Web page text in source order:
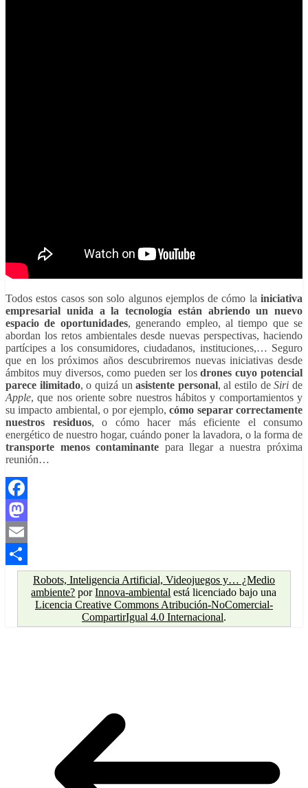
Todos estos casos son solo algunos ejemplos de cómo la iniciativa
empresarial unida a la tecnología están abriendo un nuevo
espacio de oportunidades, generando empleo, al tiempo que se
abordan los retos ambientales desde nuevas perspectivas, haciendo
partícipes a los consumidores, ciudadanos, instituciones,… Seguro
que en los próximos años descubriremos nuevas iniciativas desde
ámbitos muy diversos, como pueden ser losdrones cuyo potencial
parece ilimitado, o quizá unasistente personal, al estilo deSiri de
Apple, que nos oriente sobre nuestros hábitos y comportamientos y
su impacto ambiental, o por ejemplo,cómo separar correctamente
nuestros residuos, o cómo hacer más eficiente el consumo
energético de nuestro hogar, cuándo poner la lavadora, o la forma de
transporte menos contaminante para llegar a nuestra próxima
reunión…
Facebook
Mastodon
Email
CompartirRobots, Inteligencia Artificial, Videojuegos y… ¿Medio
ambiente? porInnova-ambiental está licenciado bajo una
Licencia Creative Commons Atribución-NoComercial-
CompartirIgual 4.0 Internacional.